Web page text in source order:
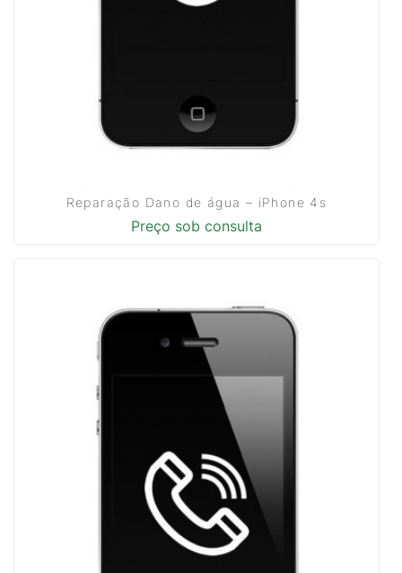
Reparação Dano de água – iPhone 4s
Preço sob consulta